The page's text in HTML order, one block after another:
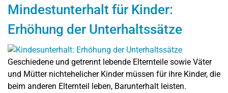
Mindestunterhalt für Kinder:
Erhöhung der Unterhaltssätze
Geschiedene und getrennt lebende Elternteile sowie Väter
und Mütter nichtehelicher Kinder müssen für ihre Kinder, die
beim anderen Elternteil leben, Barunterhalt leisten.